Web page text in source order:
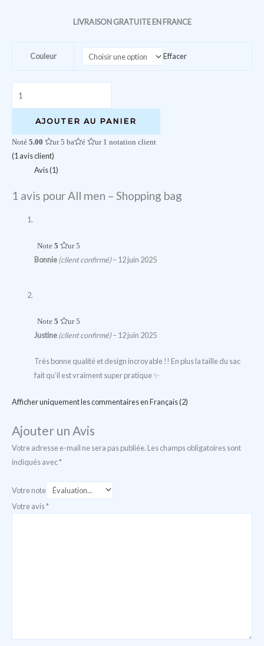
LIVRAISON GRATUITE EN FRANCE
Couleur Effacer
-
Shopping
AJOUTER AU PANIER
Noté 5.00 sur 5 basé sur 1 notation client
(1avis client)
Avis (1)
1 avis pourAll men – Shopping bag
Note5 sur 5
Bonnie(client confirmé)– 12 juin 2025
Note5 sur 5
Justine(client confirmé)– 12 juin 2025
Très bonne qualité et design incroyable !! En plus la taille du sac
fait qu’il est vraiment super pratique ✨️
Afficher uniquement les commentaires en Français (2)
Ajouter un Avis
Votre adresse e-mail ne sera pas publiée. Les champs obligatoires sont
indiqués avec*
Votre note
Votre avis*